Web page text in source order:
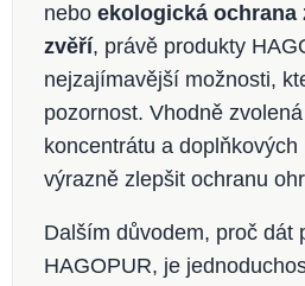
nebo ekologická ochrana
zvěří, právě produkty
nejzajímavější možnosti,
pozornost. Vhodně
koncentrátu a
výrazně zlepšit ochranu
Dalším důvodem, proč dát
HAGOPUR, je